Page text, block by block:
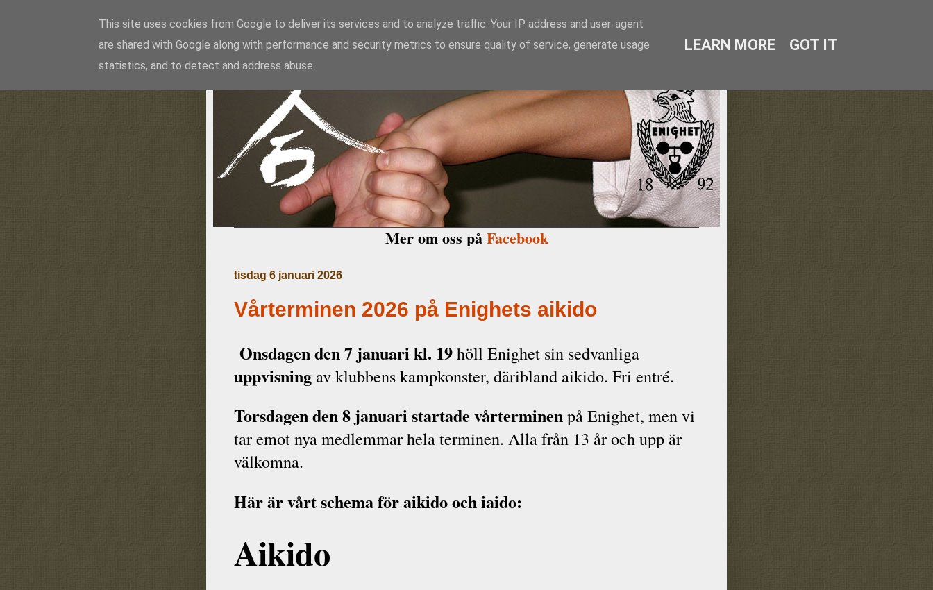
Aikido Enighet i Malmö
Mer om oss påFacebook
tisdag 6 januari 2026
Vårterminen 2026 på Enighets aikido
Onsdagen den 7 januari kl. 19höll Enighet sin sedvanliga
uppvisning av klubbens kampkonster, däribland aikido. Fri entré.
Torsdagen den 8 januari startade vårterminenpå Enighet, men vi
tar emot nya medlemmar hela terminen. Alla från 13 år och upp är
välkomna.
Här är vårt schema för aikido och iaido:
Aikido
This site uses cookies from Google to deliver its services and to analyze traffic. Your IP address and user-agent
are shared with Google along with performance and security metrics to ensure quality of service, generate usage
statistics, and to detect and address abuse.
LEARN MORE GOT IT